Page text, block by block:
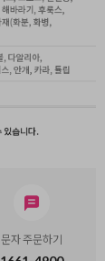
문자 주문하기